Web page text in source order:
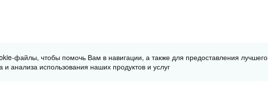
файлы, чтобы помочь Вам в навигации, а также для предоставления лучшего
и анализа использования наших продуктов и услуг